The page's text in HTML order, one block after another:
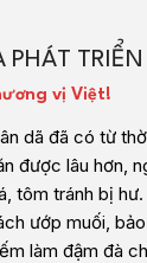
PHÁT TRIỂN
vị Việt!
dã đã có từ
được lâu hơn,
tôm tránh bị
ướp muối, bảo
làm đậm đà